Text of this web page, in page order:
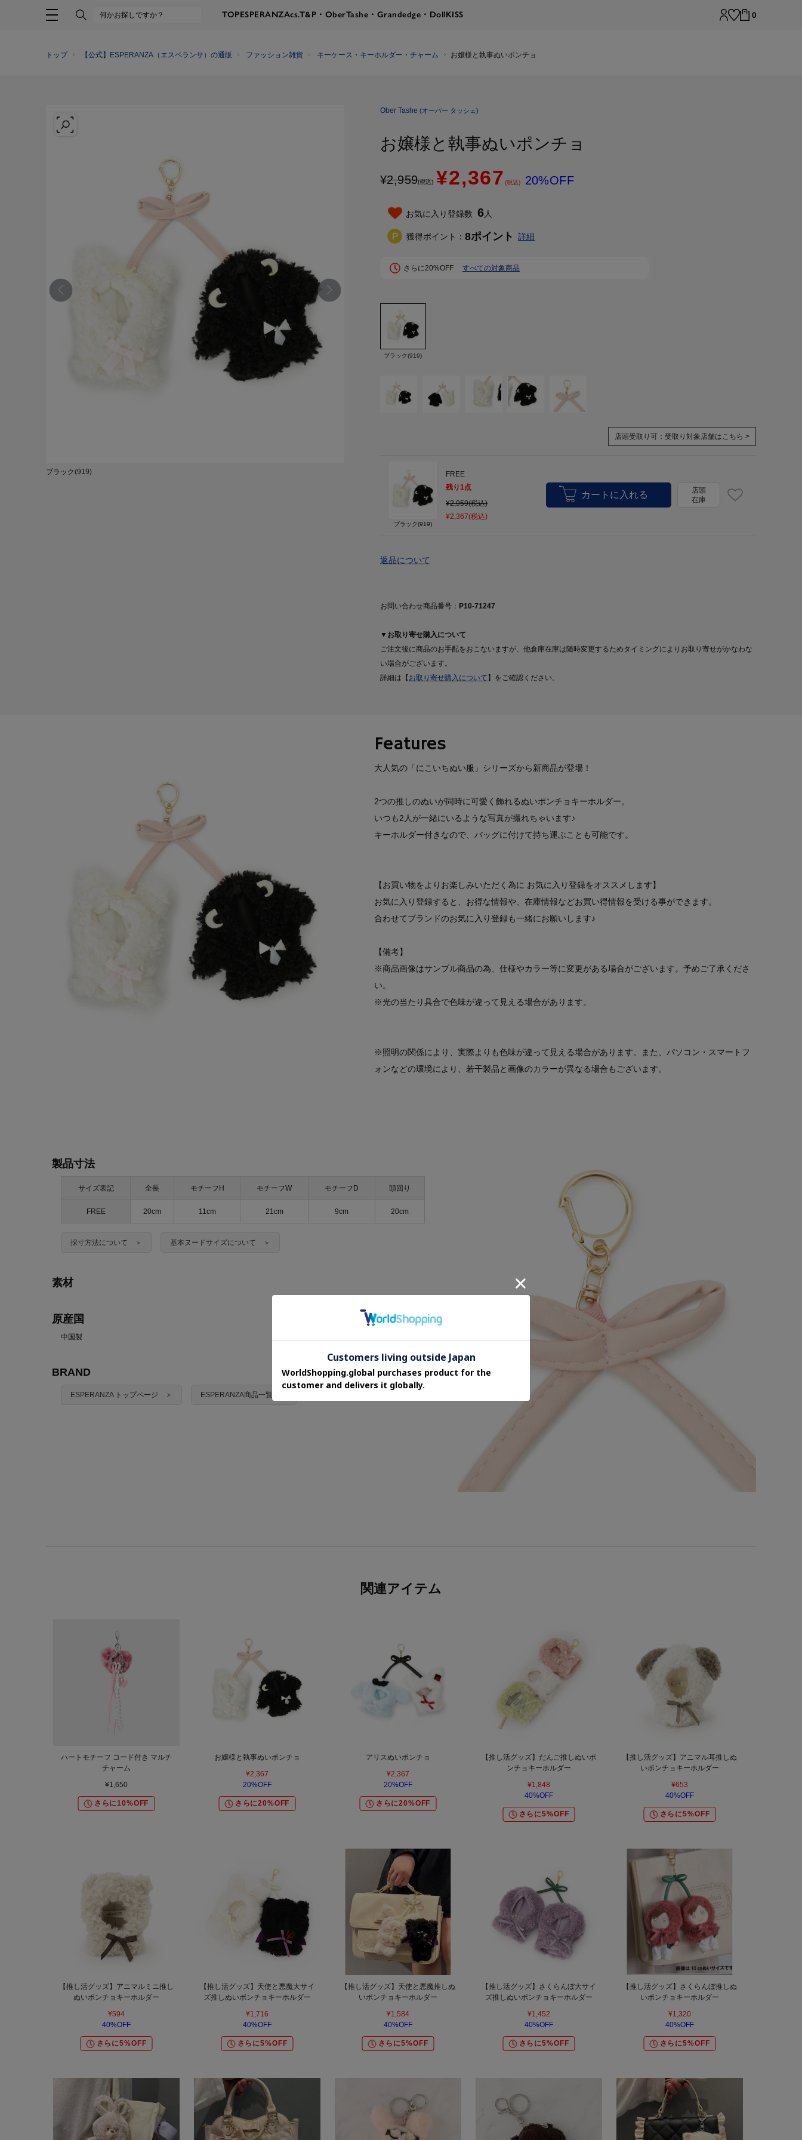
TOPESPERANZAcs.T&P・OberTashe・Grandedge・DollKISS 0
トップ 【公式】ESPERANZA（エスペランサ）の通販 ファッション雑貨 キーケース・キーホルダー・チャーム お嬢様と執事ぬいポンチョ
ブラック(919)
Ober Tashe (オーバー タッシェ)
お嬢様と執事ぬいポンチョ
¥2,959(税込) ¥2,367 (税込) 20%OFF
お気に入り登録数 6人
獲得ポイント： 8ポイント 詳細
さらに20%OFF すべての対象商品
ブラック(919)
店頭受取り可： 受取り対象店舗はこちら >
ブラック(919)
FREE
残り1点
¥2,959(税込)
¥2,367(税込)
店頭
在庫
返品について
お問い合わせ商品番号： P10-71247
▼お取り寄せ購入について
ご注文後に商品のお手配をおこないますが、他倉庫在庫は随時変更するためタイミングによりお取り寄せがかなわな
い場合がございます。
詳細は【 お取り寄せ購入について 】をご確認ください。
Features
大人気の「にこいちぬい服」シリーズから新商品が登場！
2つの推しのぬいが同時に可愛く飾れるぬいポンチョキーホルダー。
いつも2人が一緒にいるような写真が撮れちゃいます♪
キーホルダー付きなので、バッグに付けて持ち運ぶことも可能です。
【お買い物をよりお楽しみいただく為に お気に入り登録をオススメします】
お気に入り登録すると、お得な情報や、在庫情報などお買い得情報を受ける事ができます。
合わせてブランドのお気に入り登録も一緒にお願いします♪
【備考】
※商品画像はサンプル商品の為、仕様やカラー等に変更がある場合がございます。予めご了承くださ
い。
※光の当たり具合で色味が違って見える場合があります。
※照明の関係により、実際よりも色味が違って見える場合があります。また、パソコン・スマートフ
ォンなどの環境により、若干製品と画像のカラーが異なる場合もございます。
製品寸法
サイズ表記 全長 モチーフH モチーフW モチーフD 頭回り
FREE 20cm 11cm 21cm 9cm 20cm
採寸方法について ＞ 基本ヌードサイズについて ＞
素材
原産国
中国製
BRAND
ESPERANZA トップページ ＞ ESPERANZA商品一覧 ＞
関連アイテム
ハートモチーフ コード付き マルチ
チャーム
¥1,650
さらに10%OFF
お嬢様と執事ぬいポンチョ
¥2,367
20%OFF
さらに20%OFF
アリスぬいポンチョ
¥2,367
20%OFF
さらに20%OFF
【推し活グッズ】だんご推しぬいポ
ンチョキーホルダー
¥1,848
40%OFF
さらに5%OFF
【推し活グッズ】アニマル耳推しぬ
いポンチョキーホルダー
¥653
40%OFF
さらに5%OFF
【推し活グッズ】アニマルミニ推し
ぬいポンチョキーホルダー
¥594
40%OFF
さらに5%OFF
【推し活グッズ】天使と悪魔大サイ
ズ推しぬいポンチョキーホルダー
¥1,716
40%OFF
さらに5%OFF
【推し活グッズ】天使と悪魔推しぬ
いポンチョキーホルダー
¥1,584
40%OFF
さらに5%OFF
【推し活グッズ】さくらんぼ大サイ
ズ推しぬいポンチョキーホルダー
¥1,452
40%OFF
さらに5%OFF
【推し活グッズ】さくらんぼ推しぬ
いポンチョキーホルダー
¥1,320
40%OFF
さらに5%OFF